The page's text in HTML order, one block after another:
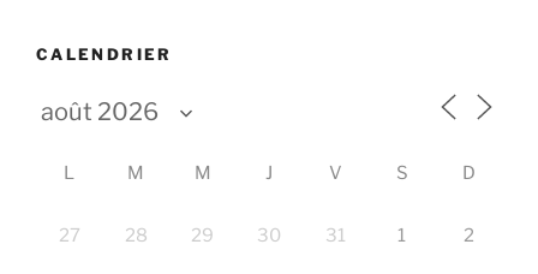
CALENDRIER
L M M J V S D
27 28 29 30 31 1 2